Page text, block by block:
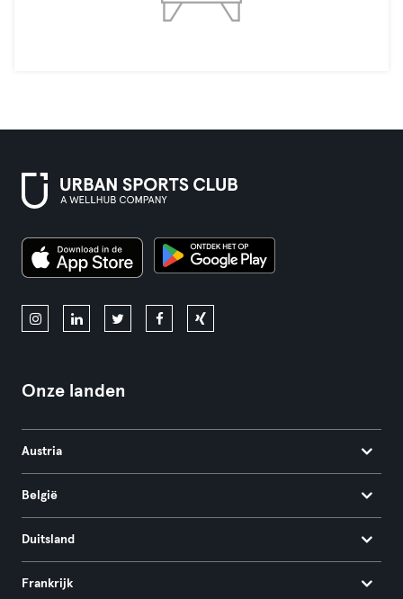
Onze landen
Austria
België
Duitsland
Frankrijk